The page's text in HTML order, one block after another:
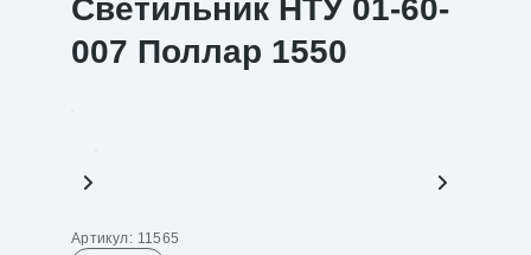
Светильник НТУ 01-60-
007 Поллар 1550
Артикул: 11565